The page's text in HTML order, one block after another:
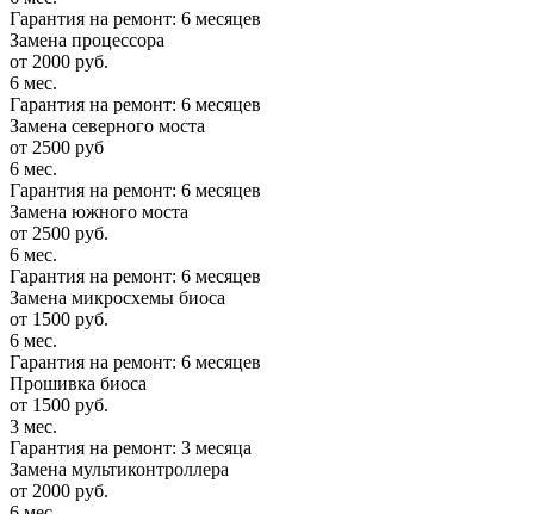
Гарантия на ремонт: 6 месяцев
Замена процессора
от 2000 руб.
6 мес.
Гарантия на ремонт: 6 месяцев
Замена северного моста
от 2500 руб
6 мес.
Гарантия на ремонт: 6 месяцев
Замена южного моста
от 2500 руб.
6 мес.
Гарантия на ремонт: 6 месяцев
Замена микросхемы биоса
от 1500 руб.
6 мес.
Гарантия на ремонт: 6 месяцев
Прошивка биоса
от 1500 руб.
3 мес.
Гарантия на ремонт: 3 месяца
Замена мультиконтроллера
от 2000 руб.